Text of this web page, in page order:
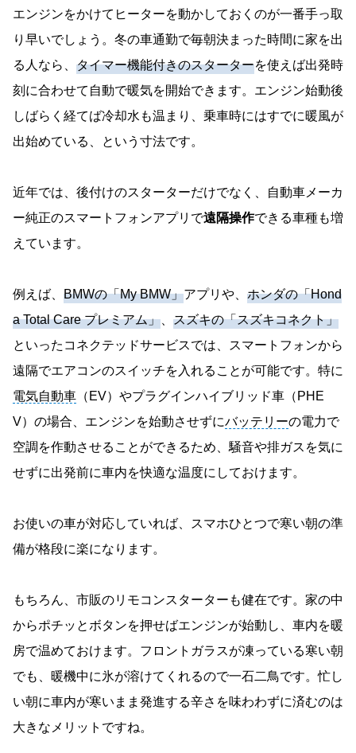
エンジンをかけてヒーターを動かしておくのが一番手っ取
り早いでしょう。冬の車通勤で毎朝決まった時間に家を出
る人なら、 タイマー機能付きのスターターを使えば出発時
刻に合わせて自動で暖気を開始できます。エンジン始動後
しばらく経てば冷却水も温まり、乗車時にはすでに暖風が
出始めている、という寸法です。
近年では、後付けのスターターだけでなく、自動車メーカ
ー純正のスマートフォンアプリで遠隔操作できる車種も増
えています。
例えば、 BMWの「My BMW」アプリや、 ホンダの「Hond
a Total Care プレミアム」
スズキの「スズキコネクト」
といったコネクテッドサービスでは、スマートフォンから
遠隔でエアコンのスイッチを入れることが可能です。特に
電気自動車 （EV）やプラグインハイブリッド車（PHE
V）の場合、エンジンを始動させずにバッテリーの電力で
空調を作動させることができるため、騒音や排ガスを気に
せずに出発前に車内を快適な温度にしておけます。
お使いの車が対応していれば、スマホひとつで寒い朝の準
備が格段に楽になります。
もちろん、市販のリモコンスターターも健在です。家の中
からポチッとボタンを押せばエンジンが始動し、車内を暖
房で温めておけます。フロントガラスが凍っている寒い朝
でも、暖機中に氷が溶けてくれるので一石二鳥です。忙し
い朝に車内が寒いまま発進する辛さを味わわずに済むのは
大きなメリットですね。